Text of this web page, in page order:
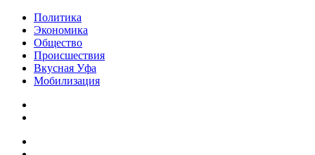
Политика
Экономика
Общество
Происшествия
Вкусная Уфа
Мобилизация